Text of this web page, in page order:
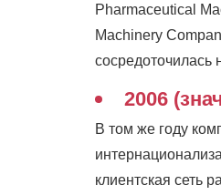
Pharmaceutical
Machinery
сосредоточилась
2006
В том же году
клиентская сеть